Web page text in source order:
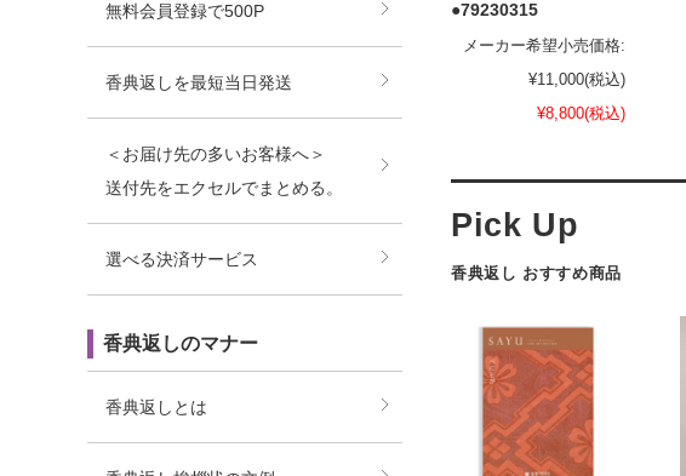
●79230315
メーカー希望小売価格:
¥11,000(税込)
¥8,800(税込)
香典返し おすすめ商品
無料会員登録で500P
香典返しを最短当日発送
＜お届け先の多いお客様へ＞
送付先をエクセルでまとめる。
選べる決済サービス
香典返しのマナー
香典返しとは